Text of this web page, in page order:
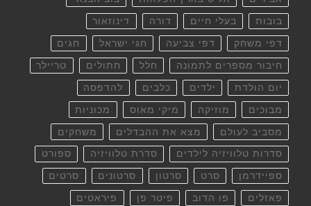
בובות בעלי חיים דורה דינוזאור
דפי משחק דפי צביעה חגי ישראל חגים
חיבור מספרים לתמונה חלל חתולים טריילר
יום הולדת ילדים כלבים להדפסה
מבוכים מוזיקה מיקי מאוס מכוניות
מסביב לעולם מצא את ההבדלים משחקים
סדרות טלוויזיה לילדים סדרת טלוויזיה ספורט
ספיידרמן סרט סרטון סרטונים סרטים
פאזלים פו הדוב פיטר פן פיראטים